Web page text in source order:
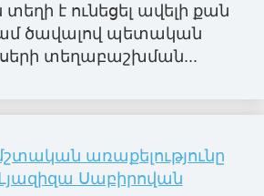
է ունեցել ավելի քան
ծավալով պետական
տեղաբաշխման...
առաքելությունը
Սաբիրովան